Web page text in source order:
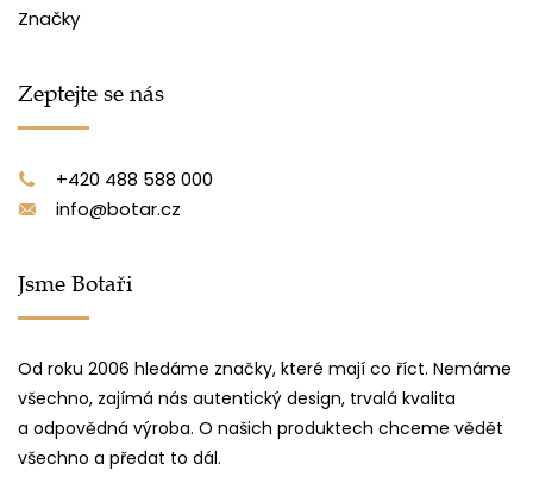
Značky
Zeptejte se nás
+420 488 588 000
info@botar.cz
Jsme Botaři
Od roku 2006 hledáme značky, které mají co říct. Nemáme
všechno, zajímá nás autentický design, trvalá kvalita
a odpovědná výroba. O našich produktech chceme vědět
všechno a předat to dál.